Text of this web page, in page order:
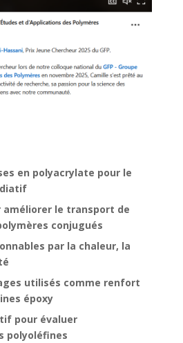
en polyacrylate pour le
améliorer le transport de
conjugués
par la chaleur, la
utilisés comme renfort
époxy
pour évaluer
polyoléfines